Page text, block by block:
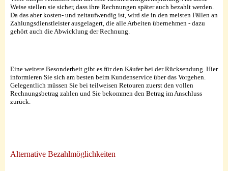
Weise stellen sie sicher, dass ihre Rechnungen später auch bezahlt werden.
Da das aber kosten- und zeitaufwendig ist, wird sie in den meisten Fällen an
Zahlungsdienstleister ausgelagert, die alle Arbeiten übernehmen - dazu
gehört auch die Abwicklung der Rechnung.
Eine weitere Besonderheit gibt es für den Käufer bei der Rücksendung. Hier
informieren Sie sich am besten beim Kundenservice über das Vorgehen.
Gelegentlich müssen Sie bei teilweisen Retouren zuerst den vollen
Rechnungsbetrag zahlen und Sie bekommen den Betrag im Anschluss
zurück.
Alternative Bezahlmöglichkeiten